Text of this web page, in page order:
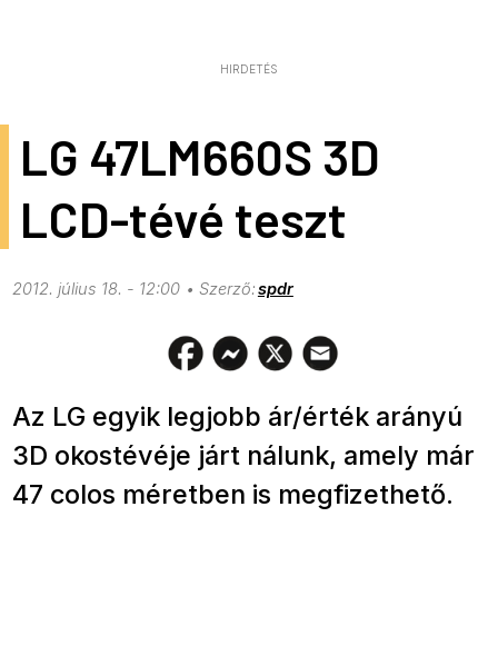
HIRDETÉS
LG 47LM660S 3D
LCD-tévé teszt
2012. július 18. - 12:00 spdr
Az LG egyik legjobb ár/érték arányú
3D okostévéje járt nálunk, amely már
47 colos méretben is megfizethető.